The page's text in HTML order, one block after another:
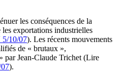
les conséquences de la
exportations industrielles
10/07). Les récents mouvements
de « brutaux »,
par Jean-Claude Trichet (Lire
).